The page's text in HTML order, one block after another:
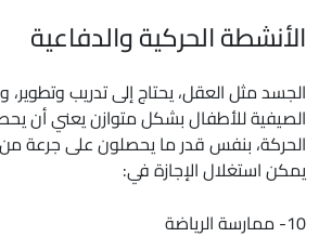
الأنشطة الحركية والدفاعية
الجسد مثل العقل، يحتاج إلى تدريب وتطوير،
الصيفية للأطفال بشكل متوازن يعني أن
الحركة، بنفس قدر ما يحصلون على جرعة
يمكن استغلال الإجازة في:
10- ممارسة الرياضة